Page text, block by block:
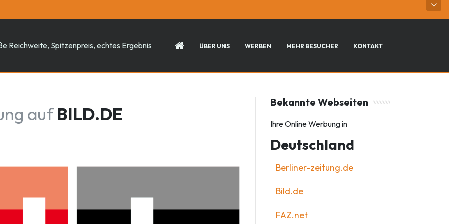
Reichweite, Spitzenpreis, echtes Ergebnis ÜBER UNS WERBEN MEHR BESUCHER KONTAKT
aufBILD.DE
Bekannte Webseiten
Ihre Online Werbung in
Deutschland
Berliner-zeitung.de
Bild.de
FAZ.net